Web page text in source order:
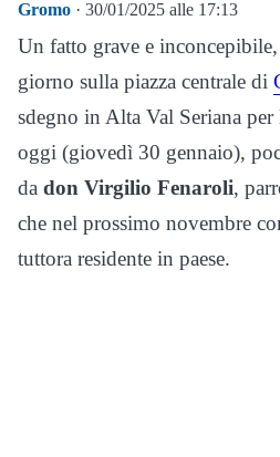
Gromo · 30/01/2025 alle 17:13
Un fatto grave e
giorno sulla piazza centrale di
sdegno in Alta Val Seriana per
oggi (giovedì 30 gennaio),
da don Virgilio Fenaroli,
che nel prossimo novembre
tuttora residente in paese.